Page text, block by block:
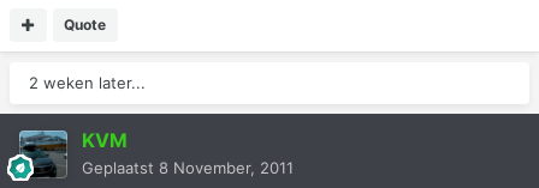
Quote
2 weken later...
KVM
Geplaatst 8 November, 2011